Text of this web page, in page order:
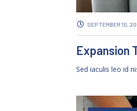
SEPTEMBER 10,
Expansion
Sed iaculis leo id